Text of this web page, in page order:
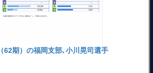
62期）の福岡支部､小川晃司選手